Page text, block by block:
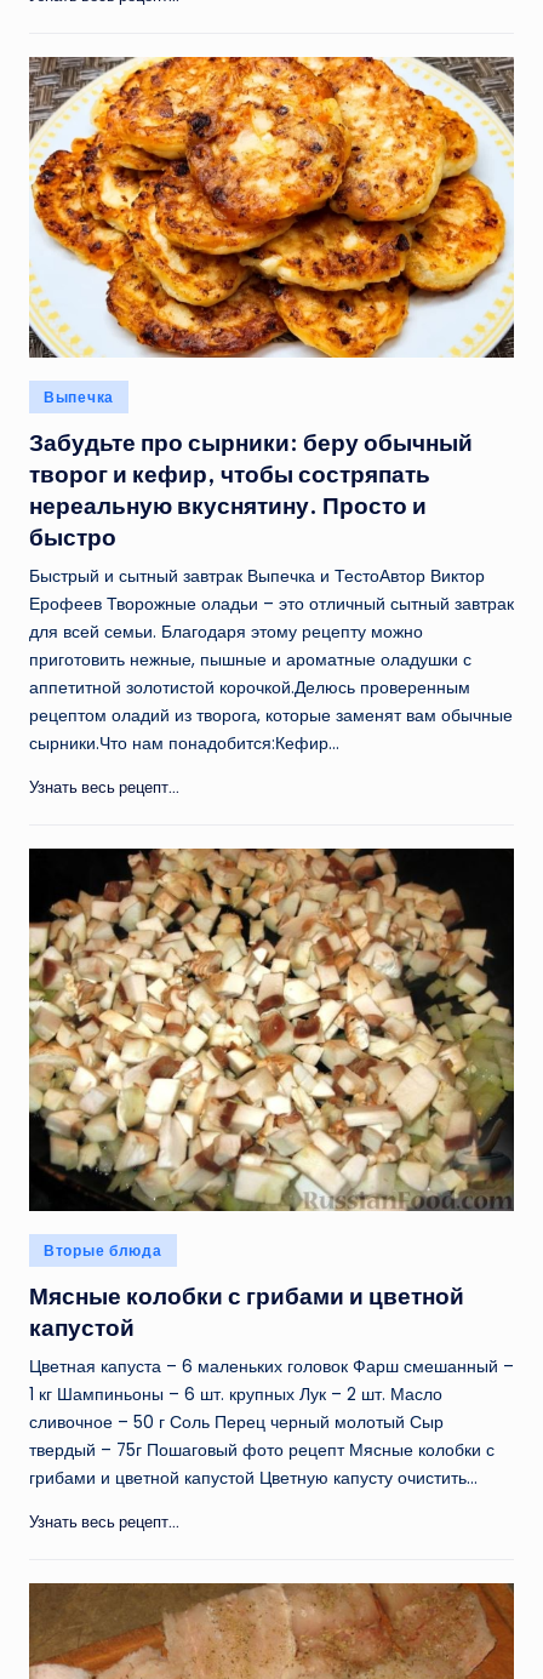
Опубликовано
в
Выпечка
Забудьте про сырники: беру обычный
творог и кефир, чтобы состряпать
нереальную вкуснятину. Просто и
быстро
Быстрый и сытный завтрак Выпечка и ТестоАвтор Виктор
Ерофеев Творожные оладьи – это отличный сытный завтрак
для всей семьи. Благодаря этому рецепту можно
приготовить нежные, пышные и ароматные оладушки с
аппетитной золотистой корочкой.Делюсь проверенным
рецептом оладий из творога, которые заменят вам обычные
сырники.Что нам понадобится:Кефир…
Узнать весь рецепт...
Опубликовано
в
Вторые блюда
Мясные колобки с грибами и цветной
капустой
Цветная капуста – 6 маленьких головок Фарш смешанный –
1 кг Шампиньоны – 6 шт. крупных Лук – 2 шт. Масло
сливочное – 50 г Соль Перец черный молотый Сыр
твердый – 75г Пошаговый фото рецепт Мясные колобки с
грибами и цветной капустой Цветную капусту очистить…
Узнать весь рецепт...